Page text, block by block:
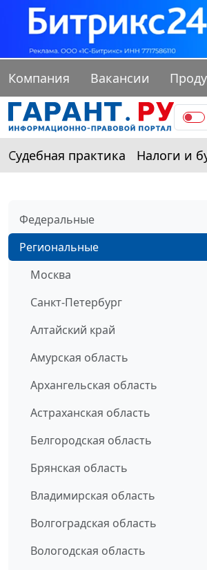
Компания Вакансии
Судебная практика Налоги и
Федеральные
Региональные
Москва
Санкт-Петербург
Алтайский край
Амурская область
Архангельская область
Астраханская область
Белгородская область
Брянская область
Владимирская область
Волгоградская область
Вологодская область